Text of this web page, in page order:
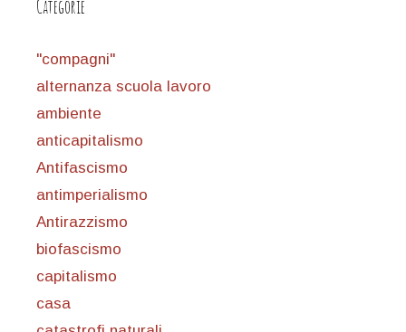
Categorie
"compagni"
alternanza scuola lavoro
ambiente
anticapitalismo
Antifascismo
antimperialismo
Antirazzismo
biofascismo
capitalismo
casa